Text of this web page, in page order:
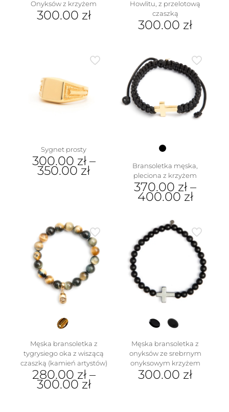
Onyksów z krzyżem
300.00 zł
Howlitu, z przelotową
czaszką
300.00 zł
Sygnet prosty
300.00 zł–
350.00 zł
wariantów.
Opcje
można
stronie
produktu
Bransoletka męska,
pleciona z krzyżem
370.00 zł –
400.00 zł
produkt
ma
wiele
wariantów.
na
stronie
Męska bransoletka z
tygrysiego oka z wiszącą
czaszką (kamień artystów)
280.00 zł–
300.00 zł
Męska bransoletka z
onyksów ze srebrnym
onyksowym krzyżem
300.00 zł